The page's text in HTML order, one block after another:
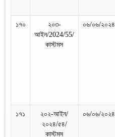
১৭০
২০৩-
আইন/2024/55/
কাস্টমস
০৬/০৬/২০২৪
১৭১
২০২-আইন/
২০২৪/৫৪/
কাস্টমস
০৬/০৬/২০২৪